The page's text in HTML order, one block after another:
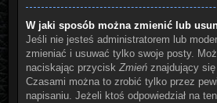
W jaki sposób można zmienić lub
Jeśli nie jesteś administratorem lub
zmieniać i usuwać tylko swoje posty.
naciskając przycisk Zmieńznajdujący się
Czasami można to zrobić tylko przez
napisaniu. Jeżeli ktoś odpowiedział na